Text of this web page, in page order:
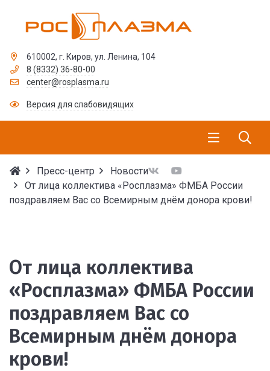
610002, г. Киров, ул. Ленина, 104
8 (8332) 36-80-00
center@rosplasma.ru
Версия для слабовидящих
Пресс-центр
Новости
От лица коллектива «Росплазма» ФМБА России
поздравляем Вас со Всемирным днём донора крови!
От лица коллектива
«Росплазма» ФМБА России
поздравляем Вас со
Всемирным днём донора
крови!